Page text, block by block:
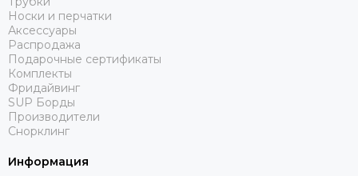
Носки и перчатки
Аксессуары
Распродажа
Подарочные сертификаты
Комплекты
Фридайвинг
SUP Борды
Производители
Снорклинг
Информация